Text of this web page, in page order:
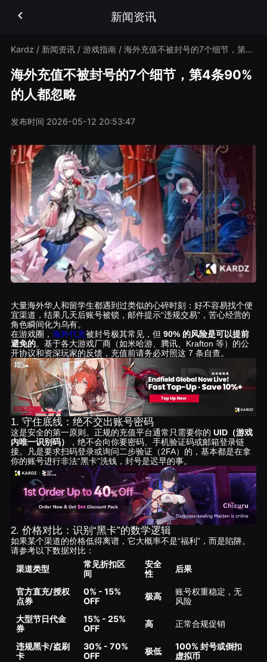
新闻资讯
Kardz / 新闻资讯 / 游戏指南 / 海外充值不被封号的7个细节，第4条90%的人都忽略
海外充值不被封号的7个细节，第4条90%
的人都忽略
发布时间 2026-05-12 20:53:47
大量海外华人和留学生都遇到过类似的心碎时刻：好不容易找个便
宜渠道，结果几天后账号被锁，邮件提示“违规交易”，苦心经营的
角色瞬间化为乌有。
在游戏圈， 海外代充被封号极其常见，但 90% 的风险是可以提前
避免的。基于各大游戏厂商（如米哈游、腾讯、Krafton 等）的公
开协议和资深玩家的反馈，充值前请务必对照这 7 条自查。
1. 守住底线：绝不交出账号密码
这是安全的第一原则。正规的充值平台通常只需要你的 UID（游戏
内唯一识别码）
，绝不会向你要密码、手机验证码或邮箱登录链
接。凡是要求扫码登录或询问二步验证（2FA）的，基本都是在拿
你的账号进行非法“黑卡”洗钱，封号是迟早的事。
2. 价格对比：识别“黑卡”的数学逻辑
如果某个渠道的价格低得离谱，它大概率不是“福利”，而是陷阱。
请参考以下数据对比：
渠道类型
常见折扣区
间
安全
性
后果
官方直充/授权
点券
0% - 15%
OFF
极高
账号权重稳定，无
风险
大型节日代金
券
15% - 25%
OFF
高 正常合规促销
违规黑卡/盗刷
卡
30% - 70%
OFF
极低
100% 封号或倒扣
虚拟币